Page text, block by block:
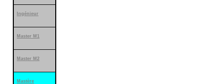
Ingénieur
Master M1
Master M2
Mastère